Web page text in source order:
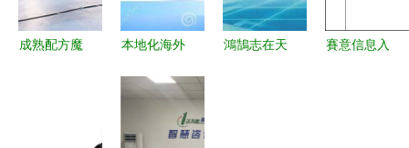
聯網大會
呼“讀不起”
成熟配方魔
本地化海外
務 為跨境
電商插上翅
鴻鵠志在天
賽意信息入